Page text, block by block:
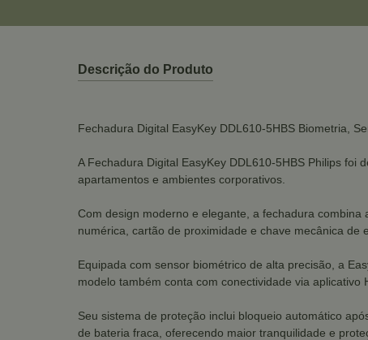
Descrição do Produto
Fechadura Digital EasyKey DDL610-5HBS Biometria,
A Fechadura Digital EasyKey DDL610-5HBS Philips foi
apartamentos e ambientes corporativos.
Com design moderno e elegante, a fechadura combina
numérica, cartão de proximidade e chave mecânica de
Equipada com sensor biométrico de alta precisão, a
modelo também conta com conectividade via aplicativo
Seu sistema de proteção inclui bloqueio automático
de bateria fraca, oferecendo maior tranquilidade e